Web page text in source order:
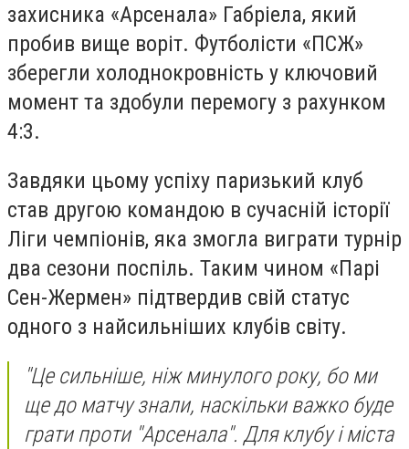
захисника «Арсенала» Габріела, який
пробив вище воріт. Футболісти «ПСЖ»
зберегли холоднокровність у ключовий
момент та здобули перемогу з рахунком
4:3.
Завдяки цьому успіху паризький клуб
став другою командою в сучасній історії
Ліги чемпіонів, яка змогла виграти турнір
два сезони поспіль. Таким чином «Парі
Сен-Жермен» підтвердив свій статус
одного з найсильніших клубів світу.
"Це сильніше, ніж минулого року, бо ми
ще до матчу знали, наскільки важко буде
грати проти "Арсенала". Для клубу і міста